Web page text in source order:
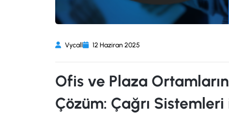
Vycall 12 Haziran 2025
Ofis ve Plaza
Çözüm: Çağrı Sistemleri